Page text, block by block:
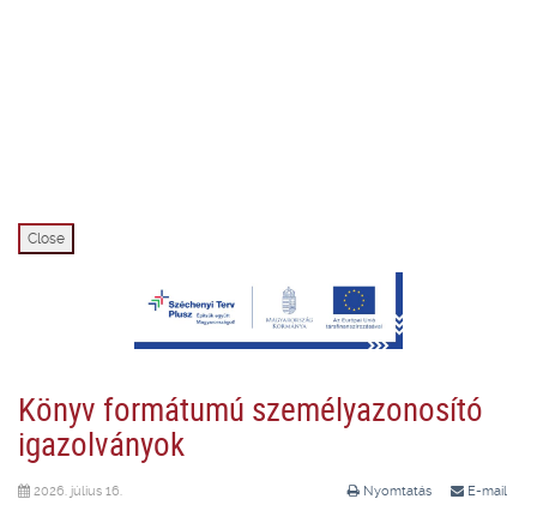
Close
Könyv formátumú személyazonosító
igazolványok
Nyomtatás E-mail
2026. július 16.